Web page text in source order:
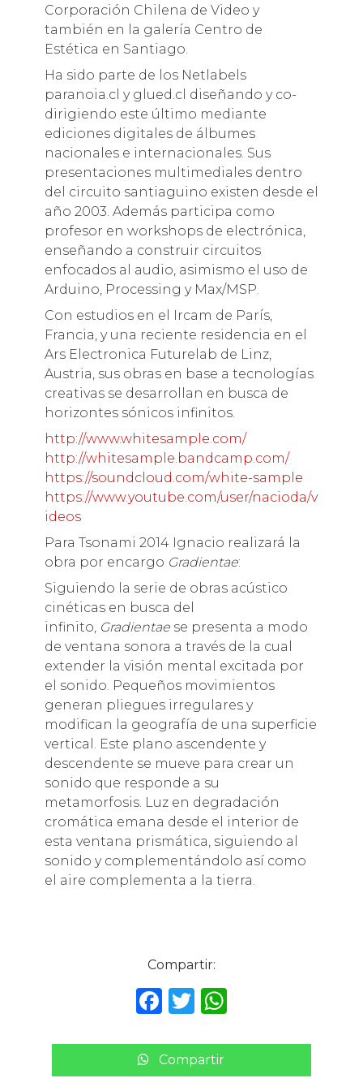
Corporación Chilena de Video y
también en la galería Centro de
Estética en Santiago.
Ha sido parte de los Netlabels
paranoia.cl y glued.cl diseñando y co-
dirigiendo este último mediante
ediciones digitales de álbumes
nacionales e internacionales. Sus
presentaciones multimediales dentro
del circuito santiaguino existen desde el
año 2003. Además participa como
profesor en workshops de electrónica,
enseñando a construir circuitos
enfocados al audio, asimismo el uso de
Arduino, Processing y Max/MSP.
Con estudios en el Ircam de París,
Francia, y una reciente residencia en el
Ars Electronica Futurelab de Linz,
Austria, sus obras en base a tecnologías
creativas se desarrollan en busca de
horizontes sónicos infinitos.
http://www.whitesample.com/
http://whitesample.bandcamp.com/
https://soundcloud.com/white-sample
https://www.youtube.com/user/nacioda/v
ideos
Para Tsonami 2014 Ignacio realizará la
obra por encargo Gradientae:
Siguiendo la serie de obras acústico
cinéticas en busca del
infinito, Gradientaese presenta a modo
de ventana sonora a través de la cual
extender la visión mental excitada por
el sonido. Pequeños movimientos
generan pliegues irregulares y
modifican la geografía de una superficie
vertical. Este plano ascendente y
descendente se mueve para crear un
sonido que responde a su
metamorfosis. Luz en degradación
cromática emana desde el interior de
esta ventana prismática, siguiendo al
sonido y complementándolo así como
el aire complementa a la tierra.
Compartir:
F
c
e
T
it
te
W
a
ts
Compartir